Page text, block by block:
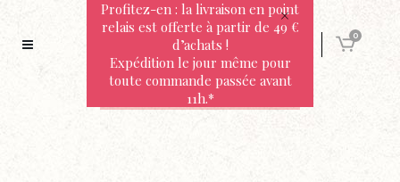
0
Profitez-en : la livraison en point
relais est offerte à partir de 49 €
d’achats !
Expédition le jour même pour
toute commande passée avant
11h.*